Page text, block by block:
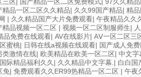
三区| 国产精品一区二区免费模式| 97久久精
精品一区二区久久精品| 久久99国产精品| 精
| 久久精品国产大片免费观看| 午夜精品久久
精品视频一区二区 | 视频一区二区制服师生|
品免费在线观看| AV在线影片| AⅤ一区二区三
蜜桃| 日韩在线a视频在线观看| 国产成人免
类激情在线| 欧美精品在欧美一区二区| 中文字
际精品福利久久| 久久精品中文字幕.| 白白国
免| 免费观看久久ER99热精品一区二区 | 午夜